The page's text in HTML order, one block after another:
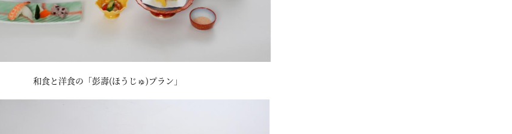
和食と洋食の「彭壽(ほうじゅ)プラン」